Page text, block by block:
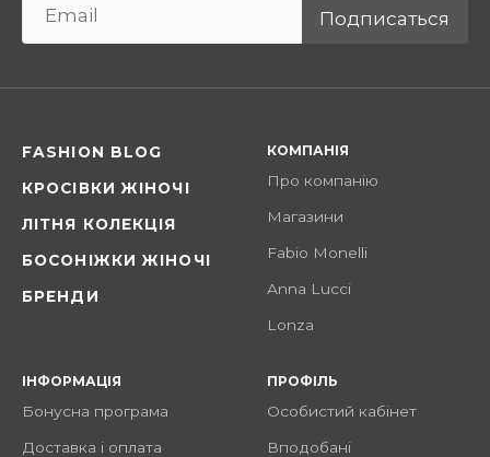
Подписаться
FASHION BLOG
КРОСІВКИ ЖІНОЧІ
ЛІТНЯ КОЛЕКЦІЯ
БОСОНІЖКИ ЖІНОЧІ
БРЕНДИ
КОМПАНІЯ
Про компанію
Магазини
Fabio Monelli
Anna Lucci
Lonza
ІНФОРМАЦІЯ
Бонусна програма
Доставка і оплата
ПРОФІЛЬ
Особистий кабінет
Вподобані